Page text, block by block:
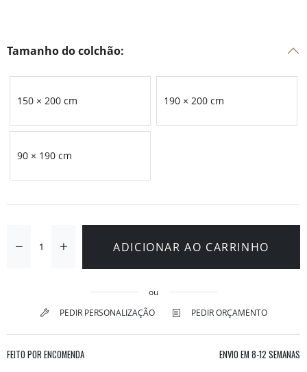
Tamanho do colchão:
150 × 200 cm 190 × 200 cm
90 × 190 cm
ADICIONAR AO CARRINHO
ou
PEDIR PERSONALIZAÇÃO
PEDIR ORÇAMENTO
FEITO POR ENCOMENDA ENVIO EM 8-12 SEMANAS